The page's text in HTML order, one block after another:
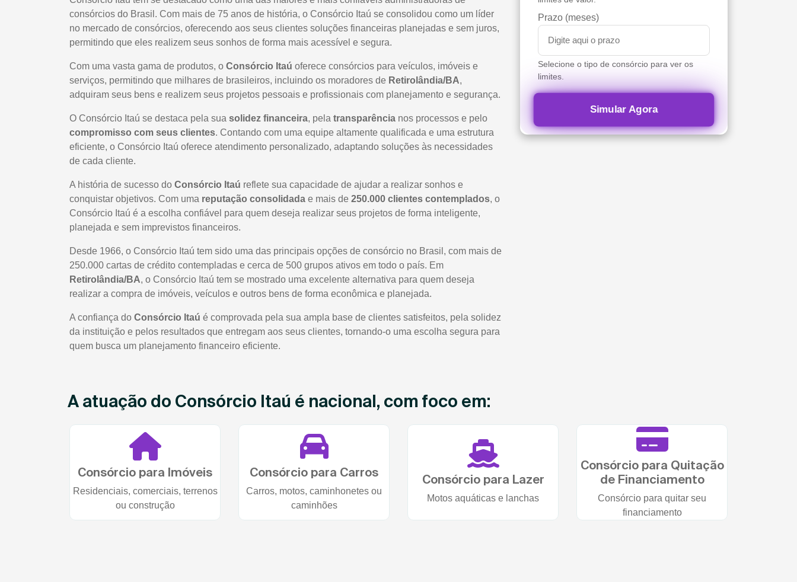
consórcios do Brasil. Com mais de 75 anos de história, o Consórcio Itaú se consolidou como um líder
no mercado de consórcios, oferecendo aos seus clientes soluções financeiras planejadas e sem juros,
permitindo que eles realizem seus sonhos de forma mais acessível e segura.
Com uma vasta gama de produtos, o Consórcio Itaú oferece consórcios para veículos, imóveis e
serviços, permitindo que milhares de brasileiros, incluindo os moradores de Retirolândia/BA,
adquiram seus bens e realizem seus projetos pessoais e profissionais com planejamento e segurança.
O Consórcio Itaú se destaca pela sua solidez financeira, pela transparência nos processos e pelo
compromisso com seus clientes. Contando com uma equipe altamente qualificada e uma estrutura
eficiente, o Consórcio Itaú oferece atendimento personalizado, adaptando soluções às necessidades
de cada cliente.
A história de sucesso do Consórcio Itaú reflete sua capacidade de ajudar a realizar sonhos e
conquistar objetivos. Com uma reputação consolidada e mais de 250.000 clientes contemplados, o
Consórcio Itaú é a escolha confiável para quem deseja realizar seus projetos de forma inteligente,
planejada e sem imprevistos financeiros.
Desde 1966, o Consórcio Itaú tem sido uma das principais opções de consórcio no Brasil, com mais de
250.000 cartas de crédito contempladas e cerca de 500 grupos ativos em todo o país. Em
Retirolândia/BA, o Consórcio Itaú tem se mostrado uma excelente alternativa para quem deseja
realizar a compra de imóveis, veículos e outros bens de forma econômica e planejada.
A confiança do Consórcio Itaú é comprovada pela sua ampla base de clientes satisfeitos, pela solidez
da instituição e pelos resultados que entregam aos seus clientes, tornando-o uma escolha segura para
quem busca um planejamento financeiro eficiente.
Prazo (meses)
Selecione o tipo de consórcio para ver os
limites.
Simular Agora
A atuação do Consórcio Itaú é nacional, com foco em:
Consórcio para Imóveis
Residenciais, comerciais, terrenos
ou construção
Consórcio para Carros
Carros, motos, caminhonetes ou
caminhões
Consórcio para Lazer
Motos aquáticas e lanchas
Consórcio para Quitação
de Financiamento
Consórcio para quitar seu
financiamento